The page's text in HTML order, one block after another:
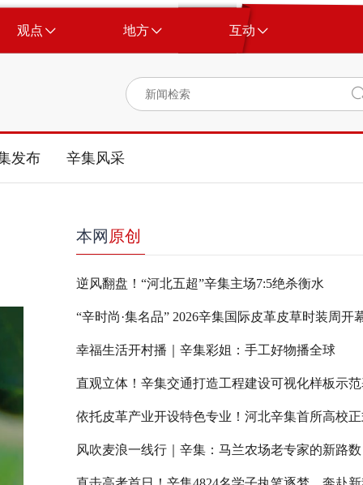
观点 地方 互动
发布 辛集风采
本网 原创
逆风翻盘！“河北五超”辛集主场7:5绝杀衡水
“辛时尚·集名品” 2026辛集国际皮革皮草时装周开
幸福生活开村播｜辛集彩姐：手工好物播全球
直观立体！辛集交通打造工程建设可视化样板示
依托皮革产业开设特色专业！河北辛集首所高校
风吹麦浪一线行｜辛集：马兰农场老专家的新路数